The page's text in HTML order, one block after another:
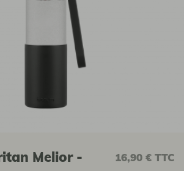
Melior -
16,90 € TTC